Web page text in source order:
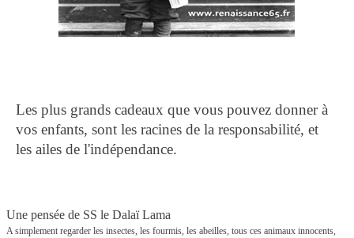
Les plus grands cadeaux que vous pouvez donner à
vos enfants, sont les racines de la responsabilité, et
les ailes de l'indépendance.
Une pensée de SS le Dalaï Lama
A simplement regarder les insectes, les fourmis, les abeilles, tous ces animaux innocents,